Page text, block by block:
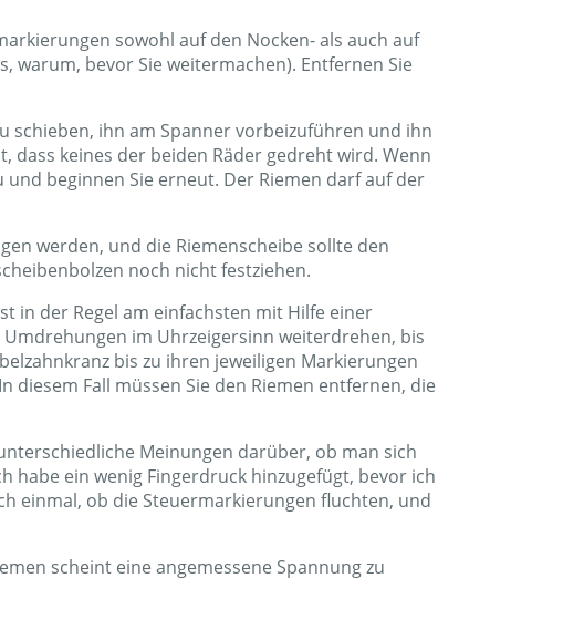
sowohl auf den Nocken- als auch auf
warum, bevor Sie weitermachen). Entfernen Sie
schieben, ihn am Spanner vorbeizuführen und ihn
dass keines der beiden Räder gedreht wird. Wenn
beginnen Sie erneut. Der Riemen darf auf der
werden, und die Riemenscheibe sollte den
noch nicht festziehen.
in der Regel am einfachsten mit Hilfe einer
im Uhrzeigersinn weiterdrehen, bis
bis zu ihren jeweiligen Markierungen
diesem Fall müssen Sie den Riemen entfernen, die
Meinungen darüber, ob man sich
habe ein wenig Fingerdruck hinzugefügt, bevor ich
einmal, ob die Steuermarkierungen fluchten, und
scheint eine angemessene Spannung zu